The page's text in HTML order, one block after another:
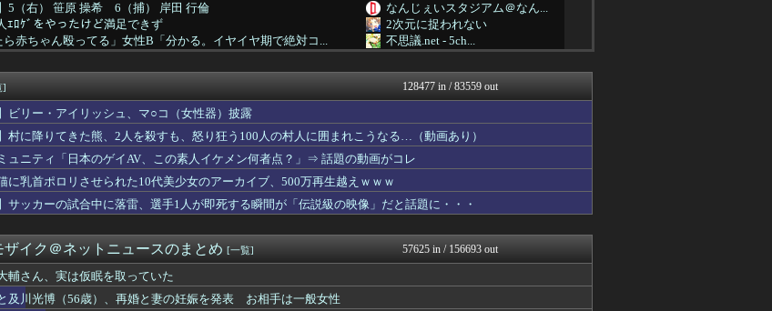
5（右） 笹原 操希 6（捕） 岸田 行倫
なんじぇいスタジアム＠なん...
ｴﾛｹﾞをやったけど満足できず
2次元に捉われない
ら赤ちゃん殴ってる」女性B「分かる。イヤイヤ期で絶対コ...
不思議.net - 5ch...
式、またこういうのでいい丼をポスト
なんJ PRIDE
人知れず多額寄付
ラビット速報
てハンセンと猪木しか知られていないよなｗ
ーが揃っていた年代はいつなのか
バスケまとめ・COM
人の定着意欲をそぐな
痛いニュース(ﾉ∀`)
レミアリーグ・クリスタルパレス加入を発表！ 背番号17...
フットボール速報
んの、選抜落ちは可哀想だよね！？【NGT48 12...
AKB48タイムズ（AKB...
！」息子「うん！」→足が遅かった息子と本気で遊び続けた...
修羅場ハザード -復讐・D...
ター」整備を正式表明…小池百合子知事「多くの方が滞在、...
日本第一！ニュース録
５億円ドロボー」と言われるｗｗｗｗｗｗｗｗｗｗｗｗｗｗ...
なんじぇいスタジアム＠なん...
ロータースパイン」プラモデル【本日発売】
fig速
されたらｗｗｗｗｗｗｗｗｗｗwwww
存、量とコストで行き詰まり…台湾メディア！
軍事・ミリタリー速報☆彡
ヲタに生きる目標を与える「みんな、坂本葵花ちゃんのバー...
] 128477 in / 83559 out
ビリー・アイリッシュ、マ○コ（女性器）披露
村に降りてきた熊、2人を殺すも、怒り狂う100人の村人に囲まれこうなる…（動画あり）
ュニティ「日本のゲイAV、この素人イケメン何者点？」⇒ 話題の動画がコレ
に乳首ポロリさせられた10代美少女のアーカイブ、500万再生越えｗｗｗ
サッカーの試合中に落雷、選手1人が即死する瞬間が「伝説級の映像」だと話題に・・・
イク＠ネットニュースのまとめ [一覧] 57625 in / 156693 out
輔さん、実は仮眠を取っていた
及川光博（56歳）、再婚と妻の妊娠を発表 お相手は一般女性